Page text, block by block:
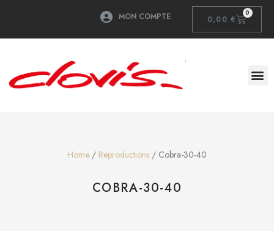
MON COMPTE 0,00€
0
Home / Reproductions / Cobra-30-40
COBRA-30-40